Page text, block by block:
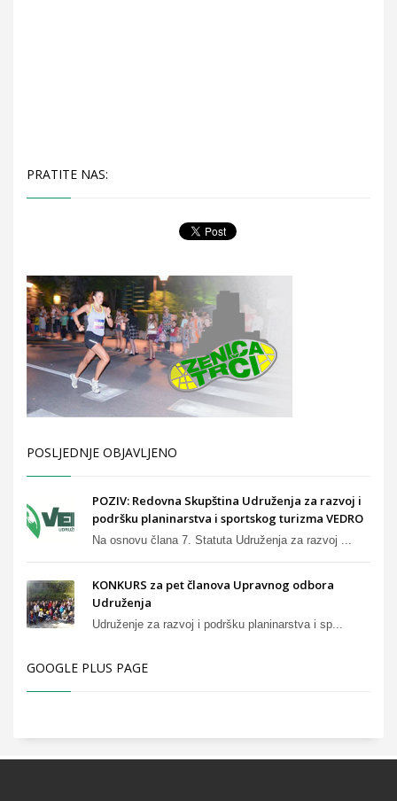
PRATITE NAS:
POSLJEDNJE OBJAVLJENO
POZIV: Redovna Skupština Udruženja za razvoj i
podršku planinarstva i sportskog turizma VEDRO
Na osnovu člana 7. Statuta Udruženja za razvoj ...
KONKURS za pet članova Upravnog odbora
Udruženja
Udruženje za razvoj i podršku planinarstva i sp...
GOOGLE PLUS PAGE